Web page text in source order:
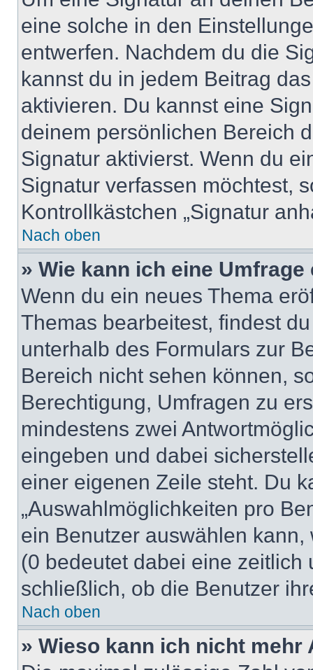
eine solche in den
entwerfen. Nachdem du die
kannst du in jedem Beitrag
aktivieren. Du kannst eine
deinem persönlichen Bereich
Signatur aktivierst. Wenn du
Signatur verfassen möchtest,
Kontrollkästchen „Signatur
Nach oben
» Wie kann ich eine
Wenn du ein neues Thema
Themas bearbeitest, findest
unterhalb des Formulars zur
Bereich nicht sehen können,
Berechtigung, Umfragen zu
mindestens zwei
eingeben und dabei
einer eigenen Zeile steht. Du
„Auswahlmöglichkeiten pro
ein Benutzer auswählen
(0 bedeutet dabei eine
schließlich, ob die Benutzer
Nach oben
» Wieso kann ich nicht